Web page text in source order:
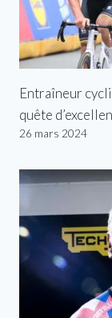
Entraîneur
quête
26 mars 2024